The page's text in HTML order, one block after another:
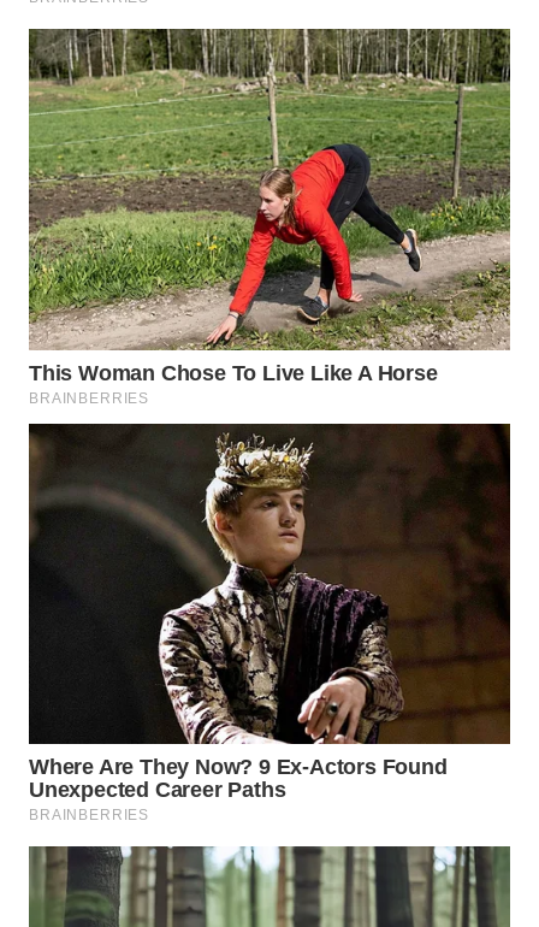
SELATAN
WN
TANJUNG
LESUNG
WN
KARO
WN
SIMALUNGUN
WN
LABUHANBATU
WN
TAPANULI
WN
PAKPAK
WN
KARAWANG